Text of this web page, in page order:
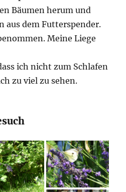
Bäumen herum und
aus dem Futterspender.
Meine Liege
ich nicht zum Schlafen
zu viel zu sehen.